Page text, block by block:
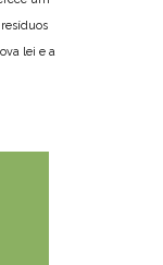
lei e a